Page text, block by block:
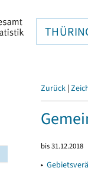
Zurück |
bis 31.12.2018
▸